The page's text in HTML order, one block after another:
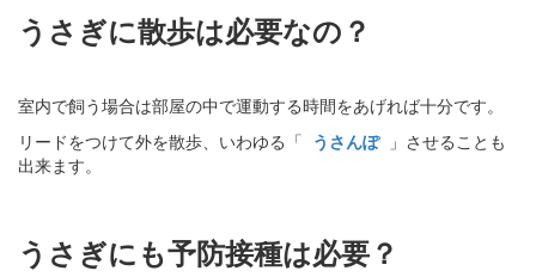
うさぎに散歩は必要なの？
室内で飼う場合は部屋の中で運動する時間をあげれば十分です。
リードをつけて外を散歩、いわゆる「 うさんぽ 」させることも
出来ます。
うさぎにも予防接種は必要？